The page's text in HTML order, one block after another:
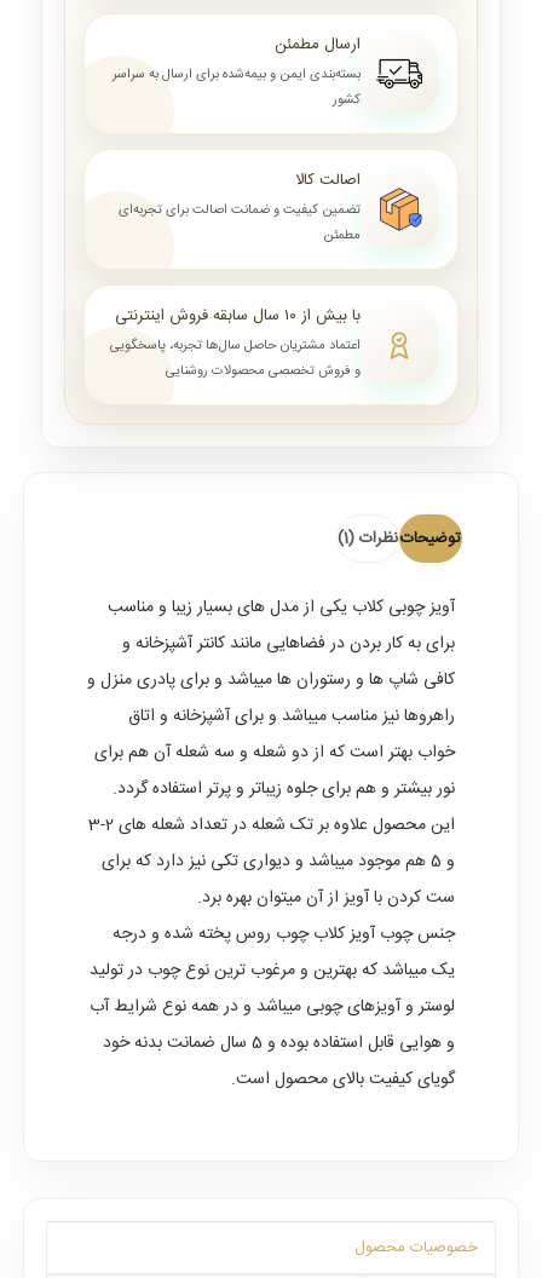
ارسال مطمئن
بسته‌بندی ایمن و بیمه‌شده برای ارسال به سراسر
کشور
اصالت کالا
تضمین کیفیت و ضمانت اصالت برای تجربه‌ای
مطمئن
با بیش از ۱۰ سال سابقه فروش اینترنتی
اعتماد مشتریان حاصل سال‌ها تجربه، پاسخگویی
و فروش تخصصی محصولات روشنایی
توضیحاتنظرات (1)
آویز چوبی کلاب یکی از مدل های بسیار زیبا و مناسب
برای به کار بردن در فضاهایی مانند کانتر آشپزخانه و
کافی شاپ ها و رستوران ها میباشد و برای پادری منزل و
راهروها نیز مناسب میباشد و برای آشپزخانه و اتاق
خواب بهتر است که از دو شعله و سه شعله آن هم برای
نور بیشتر و هم برای جلوه زیباتر و پرتر استفاده گردد.
این محصول علاوه بر تک شعله در تعداد شعله های 2-3
و 5 هم موجود میباشد و دیواری تکی نیز دارد که برای
ست کردن با آویز از آن میتوان بهره برد.
جنس چوب آویز کلاب چوب روس پخته شده و درجه
یک میباشد که بهترین و مرغوب ترین نوع چوب در تولید
لوستر و آویزهای چوبی میباشد و در همه نوع شرایط آب
و هوایی قابل استفاده بوده و 5 سال ضمانت بدنه خود
گویای کیفیت بالای محصول است.
خصوصیات محصول